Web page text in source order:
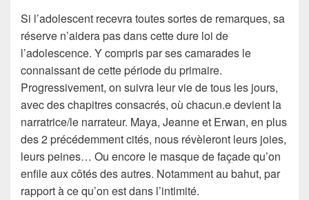
Si l’adolescent recevra toutes sortes de remarques, sa
réserve n’aidera pas dans cette dure loi de
l’adolescence. Y compris par ses camarades le
connaissant de cette période du primaire.
Progressivement, on suivra leur vie de tous les jours,
avec des chapitres consacrés, où chacun.e devient la
narratrice/le narrateur. Maya, Jeanne et Erwan, en plus
des 2 précédemment cités, nous révèleront leurs joies,
leurs peines… Ou encore le masque de façade qu’on
enfile aux côtés des autres. Notamment au bahut, par
rapport à ce qu’on est dans l’intimité.